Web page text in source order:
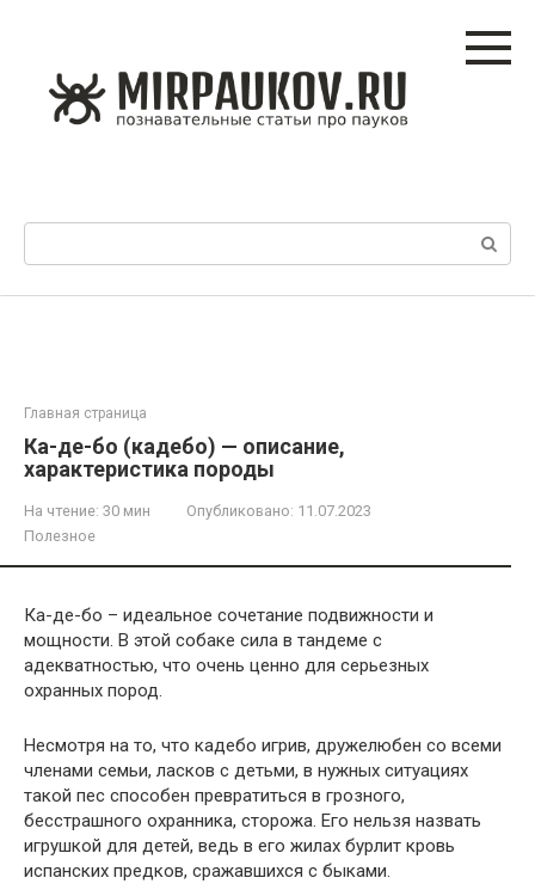
Главная страница
Ка-де-бо (кадебо) — описание,
характеристика породы
На чтение: 30 мин Опубликовано: 11.07.2023
Полезное
Ка-де-бо – идеальное сочетание подвижности и
мощности. В этой собаке сила в тандеме с
адекватностью, что очень ценно для серьезных
охранных пород.
Несмотря на то, что кадебо игрив, дружелюбен со всеми
членами семьи, ласков с детьми, в нужных ситуациях
такой пес способен превратиться в грозного,
бесстрашного охранника, сторожа. Его нельзя назвать
игрушкой для детей, ведь в его жилах бурлит кровь
испанских предков, сражавшихся с быками.